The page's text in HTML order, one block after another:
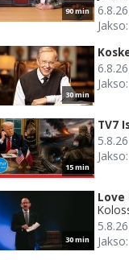
90 min
30 min
15 min
TV7
30 min
Love